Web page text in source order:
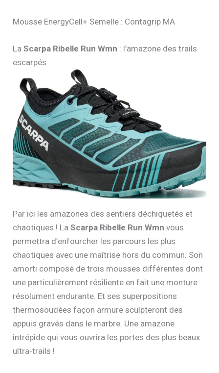
Mousse EnergyCell+ Semelle : Contagrip MA
LaScarpa Ribelle Run Wmn : l’amazone des trails
escarpés
Par ici les amazones des sentiers déchiquetés et
chaotiques ! LaScarpa Ribelle Run Wmn vous
permettra d’enfourcher les parcours les plus
chaotiques avec une maîtrise hors du commun. Son
amorti composé de trois mousses différentes dont
une particulièrement résiliente en fait une monture
résolument endurante. Et ses superpositions
thermosoudées façon armure sculpteront des
appuis gravés dans le marbre. Une amazone
intrépide qui vous ouvrira les portes des plus beaux
ultra-trails !